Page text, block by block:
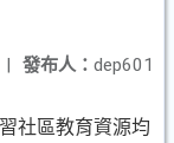
發布人： dep601
|
社區教育資源均